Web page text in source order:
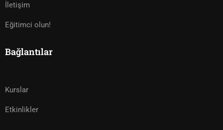
İletişim
Eğitimci olun!
Bağlantılar
Kurslar
Etkinlikler